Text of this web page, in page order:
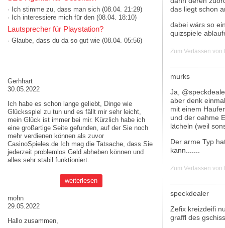
· Ich stimme zu, dass man sich (08.04. 21:29)
· Ich interessiere mich für den (08.04. 18:10)
Lautsprecher für Playstation?
· Glaube, dass du da so gut wie (08.04. 05:56)
Gerhhart
30.05.2022
Ich habe es schon lange geliebt, Dinge wie
Glücksspiel zu tun und es fällt mir sehr leicht,
mein Glück ist immer bei mir. Kürzlich habe ich
eine großartige Seite gefunden, auf der Sie noch
mehr verdienen können als zuvor
CasinoSpieles.de Ich mag die Tatsache, dass Sie
jederzeit problemlos Geld abheben können und
alles sehr stabil funktioniert.
weiterlesen
mohn
29.05.2022
Hallo zusammen,
das liegt schon
dabei wärs so
quizspiele
Zum Verfassen
murks
Ja,
aber denk
mit einem
und der oahme
lächeln (weil
Der arme Typ
kann.......
Zum Verfassen
speckdealer
Zefix kreizdeifi
graffl des